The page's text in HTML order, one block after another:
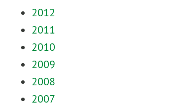
2012
2011
2010
2009
2008
2007